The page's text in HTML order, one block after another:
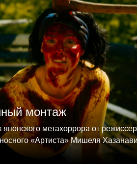
монтаж
японского метахоррора от
«Артиста» Мишеля